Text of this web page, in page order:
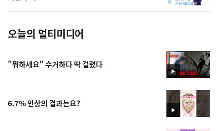
진
오늘의 멀티미디어
영
상
"뭐하세요" 수거하다 딱 걸렸다
영
상
6.7% 인상의 결과는요?